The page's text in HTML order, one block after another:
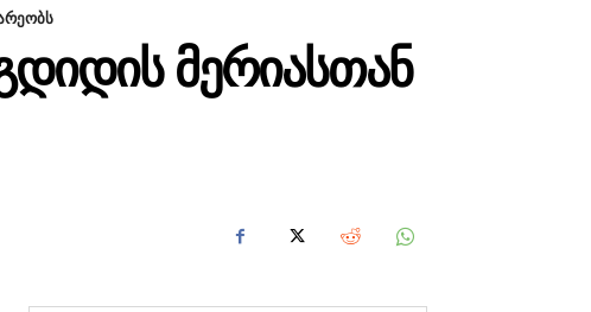
ᲛᲔᲠᲘᲐᲡᲗᲐᲜ